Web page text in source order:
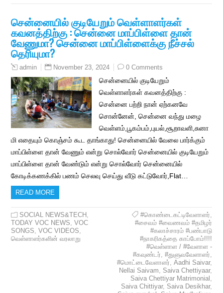
சென்னையில் குடியேறும் வெள்ளாளர்கள்
கவனத்திற்கு : சென்னை மாப்பிள்ளை தான்
வேணுமா? சென்னை மாப்பிள்ளைக்கு நீச்சல்
தெரியுமா?
admin November 23, 2024 0 Comments
சென்னையில் குடியேறும்
வெள்ளாளர்கள் கவனத்திற்கு :
சென்னை பற்றி நான் ஏற்கனவே
சொன்னேன், சென்னை வந்து மழை
வெள்ளம்,பூகம்பம்,புயல்,சூறாவளி,சுனா
மி எதையும் கொஞ்சம் கூட தாங்காது! சென்னையில் வேலை பார்க்கும்
மாப்பிள்ளை தான் வேணும் என்று சொல்வோர் சென்னையில் குடியேறும்
மாப்பிள்ளை தான் வேண்டும் என்று சொல்வோர் சென்னையில்
கோடிக்கணக்கில் பணம் செலவு செய்து வீடு கட்டுவோர்,Flat…
READ MORE
SOCIAL NEWS&TECH ,
TODAY VOC NEWS,VOC
SONGS,VOC VIDEOS,
வெள்ளாளர்களின் வரலாறு
#கொண்டைகட்டிவேளாளர்,
#சைவம் #வைணவம் #தமிழர்
#கலாச்சாரம் #பண்பாடு
#நாகரிகத்தை காப்போம்!!!!
#வெள்ளாள / #வேளாள -
#கவுண்டர், #துளுவவேளாளர்,
#மொட்டைவேளாளர், Aadhi Saivar,
Nellai Saivam, Saiva Chettiyaar,
Saiva Chettiyar Matrimonial ,
Saiva Chittiyar, Saiva Desikhar,